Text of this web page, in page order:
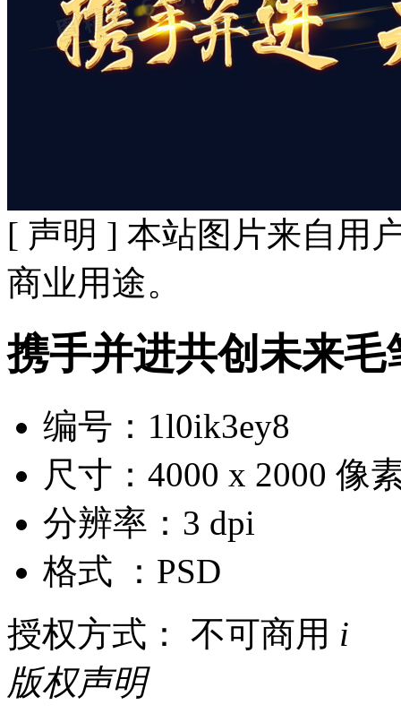
[ 声明 ] 本站图片来自用
商业用途。
携手并进共创未来毛
编号：1l0ik3ey8
尺寸：4000 x 2000 像
分辨率：3 dpi
格式 ：PSD
授权方式： 不可商用 i
版权声明